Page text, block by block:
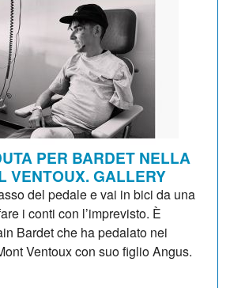
PER BARDET NELLA
VENTOUX. GALLERY
del pedale e vai in bici da una
i conti con l’imprevisto. È
Bardet che ha pedalato nei
Ventoux con suo figlio Angus.